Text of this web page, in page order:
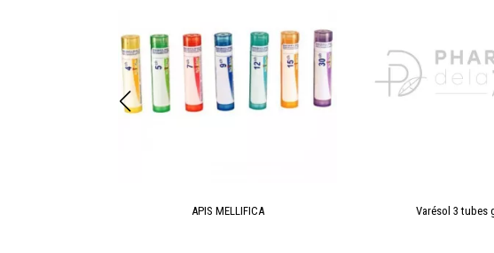
APIS MELLIFICA Varésol 3 tubes